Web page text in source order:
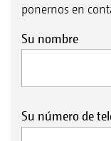
ponernos en
Su nombre
Su número de